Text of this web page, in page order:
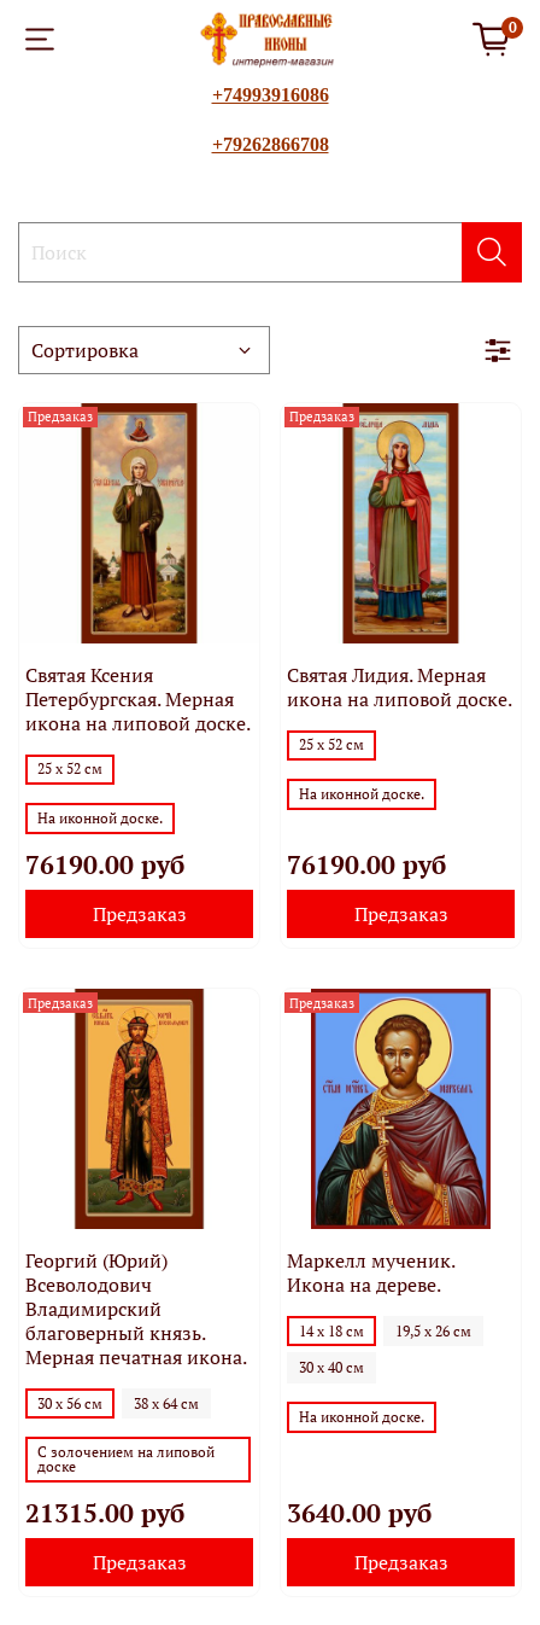
0
+74993916086
+79262866708
Предзаказ
Святая Ксения
Петербургская. Мерная
икона на липовой доске.
25 х 52 см
На иконной доске.
76190.00 руб
Предзаказ
Предзаказ
Святая Лидия. Мерная
икона на липовой доске.
25 х 52 см
На иконной доске.
76190.00 руб
Предзаказ
Предзаказ
Георгий (Юрий)
Всеволодович
Владимирский
благоверный князь.
Мерная печатная икона.
30 х 56 см 38 х 64 см
С золочением на липовой
доске
21315.00 руб
Предзаказ
Предзаказ
Маркелл мученик.
Икона на дереве.
14 х 18 см 19,5 х 26 см
30 х 40 см
На иконной доске.
3640.00 руб
Предзаказ